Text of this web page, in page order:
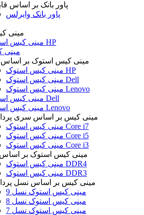
پاور بانک بر اساس
پاور بانک وایرلس
مینی
مینی کیس استوک HP
مینی
مینی کیس استوک بر اساس
مینی کیس استوک HP
مینی کیس استوک Dell
مینی کیس استوک Lenovo
مینی کیس استوک Dell
مینی کیس استوک Lenovo
مینی کیس بر اساس سری
مینی کیس استوک Core i7
مینی کیس استوک Core i5
مینی کیس استوک Core i3
مینی کیس استوک بر اساس
مینی کیس استوک DDR4
مینی کیس استوک DDR3
مینی کیس بر اساس نسل
مینی کیس استوک نسل 9
مینی کیس استوک نسل 8
مینی کیس استوک نسل 7